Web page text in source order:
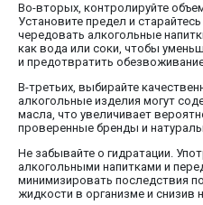
Во-вторых, контролируйте
Установите предел и
чередовать алкогольные
как вода или соки, чтобы
и предотвратить
В-третьих, выбирайте
алкогольные изделия могут
масла, что увеличивает
проверенные бренды и
Не забывайте о гидратации.
алкогольными напитками и
минимизировать последствия
жидкости в организме и снизив